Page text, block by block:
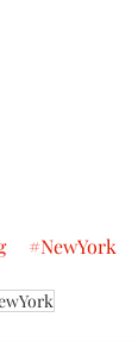
#NewYork